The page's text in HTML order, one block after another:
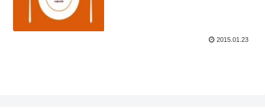
2015.01.23